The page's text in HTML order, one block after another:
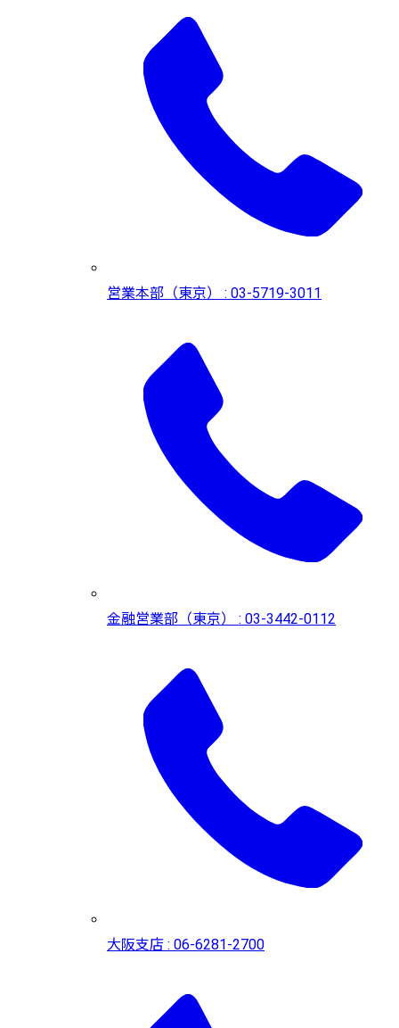
営業本部（東京） : 03-5719-3011
金融営業部（東京） : 03-3442-0112
大阪支店 : 06-6281-2700